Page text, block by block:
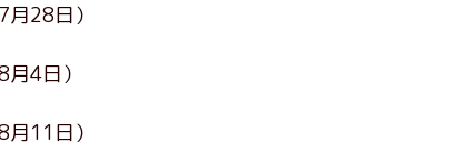
月28日）
月4日）
月11日）